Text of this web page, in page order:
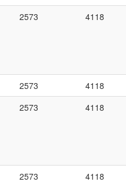
2573 4118
2573
4118
2573 4118
2573
4118